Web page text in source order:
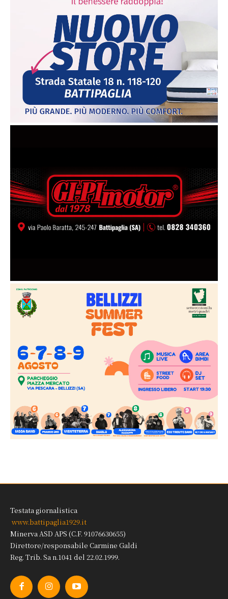
Testata giornalistica
www.battipaglia1929.it
Minerva ASD APS (C.F. 91076630655)
Direttore/responsabile Carmine Galdi
Reg. Trib. Sa n.1041 del 22.02.1999.